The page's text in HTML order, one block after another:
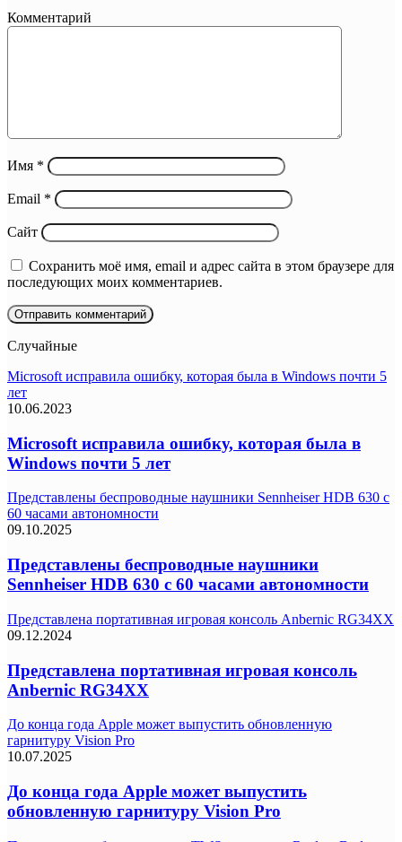
Комментарий
Имя *
Email *
Сайт
Сохранить моё имя, email и адрес сайта в этом браузере для
последующих моих комментариев.
Случайные
Microsoft исправила ошибку, которая была в Windows почти 5
лет
10.06.2023
Microsoft исправила ошибку, которая была в
Windows почти 5 лет
Представлены беспроводные наушники Sennheiser HDB 630 с
60 часами автономности
09.10.2025
Представлены беспроводные наушники
Sennheiser HDB 630 с 60 часами автономности
Представлена портативная игровая консоль Anbernic RG34XX
09.12.2024
Представлена портативная игровая консоль
Anbernic RG34XX
До конца года Apple может выпустить обновленную
гарнитуру Vision Pro
10.07.2025
До конца года Apple может выпустить
обновленную гарнитуру Vision Pro